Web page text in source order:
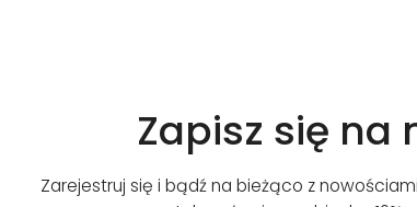
Zapisz się na
Zarejestruj się i bądź na bieżąco z